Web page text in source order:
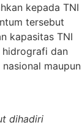
kepada TNI
tersebut
kapasitas TNI
hidrografi dan
maupun
dihadiri